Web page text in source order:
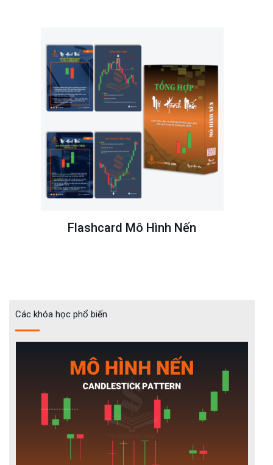
Flashcard Mô Hình Nến
Các khóa học phổ biến